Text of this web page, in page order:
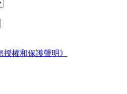
授權和保護聲明》